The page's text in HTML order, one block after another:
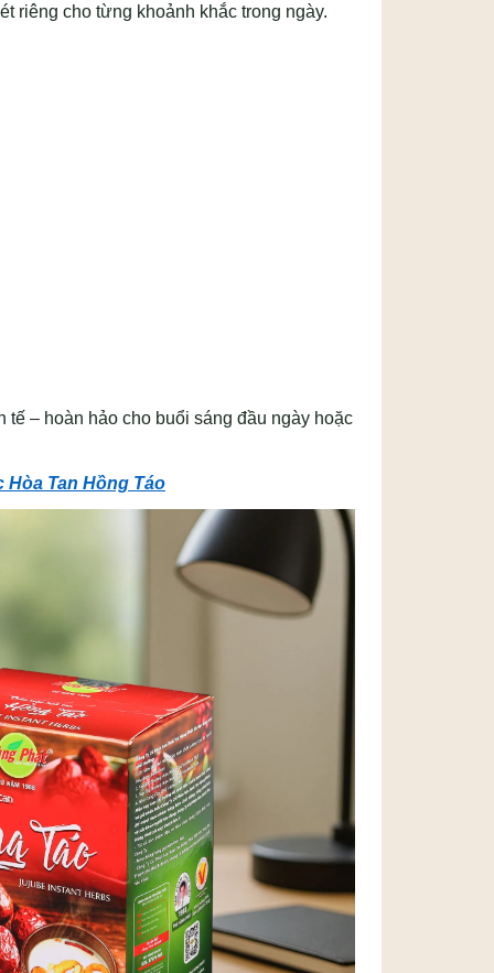
riêng cho từng khoảnh khắc trong ngày.
tế – hoàn hảo cho buổi sáng đầu ngày hoặc
Tan Hồng Táo